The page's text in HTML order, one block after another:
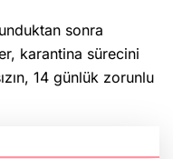
sonra
karantina sürecini
14 günlük zorunlu